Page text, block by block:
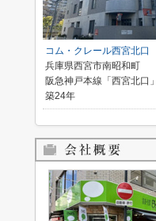
コム・クレール西宮北口
兵庫県西宮市南昭和町
阪急神戸本線「西宮北口
築24年